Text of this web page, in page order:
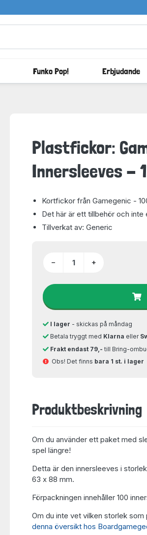
Funko Pop! Erbjudande
Plastfickor:
Innersleeves -
Kortfickor från Gamegenic -
Det här är ett tillbehör och
Tillverkat av: Generic
− +
I lager - skickas på måndag
Betala tryggt med Klarna eller
Frakt endast 79,- till Bring-
Obs! Det finns bara 1 st. i lager
Produktbeskrivning
Om du använder ett paket med
spel längre!
Detta är den innersleeves i
63 x 88 mm.
Förpackningen innehåller 100
Om du inte vet vilken storlek
denna översikt hos